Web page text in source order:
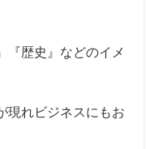
『歴史』などのイメ
現れビジネスにもお